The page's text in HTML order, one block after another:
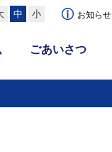
中 小 お知らせ
ごあいさつ